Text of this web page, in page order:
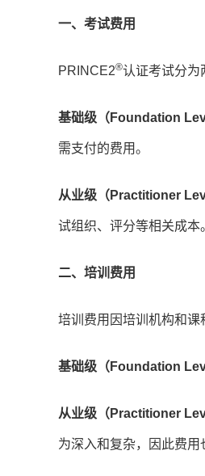
一、考试费用
PRINCE2®认证考试分为
基础级（Foundation
需支付的费用。
从业级（Practitioner
试组织、评分等相关成本
二、培训费用
培训费用因培训机构和
基础级（Foundation
从业级（Practitioner
为深入和复杂，因此费用